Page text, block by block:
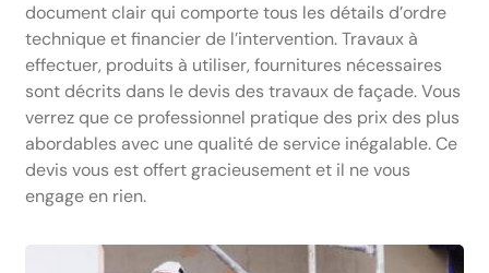
document clair qui comporte tous les détails d’ordre
technique et financier de l’intervention. Travaux à
effectuer, produits à utiliser, fournitures nécessaires
sont décrits dans le devis des travaux de façade. Vous
verrez que ce professionnel pratique des prix des plus
abordables avec une qualité de service inégalable. Ce
devis vous est offert gracieusement et il ne vous
engage en rien.